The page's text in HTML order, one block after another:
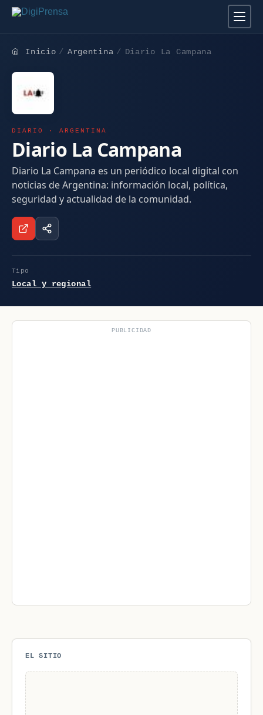
Inicio Argentina Diario La Campana
DIARIO · ARGENTINA
Diario La Campana
Diario La Campana es un periódico local digital con
noticias de Argentina: información local, política,
seguridad y actualidad de la comunidad.
Tipo
Local y regional
PUBLICIDAD
EL SITIO